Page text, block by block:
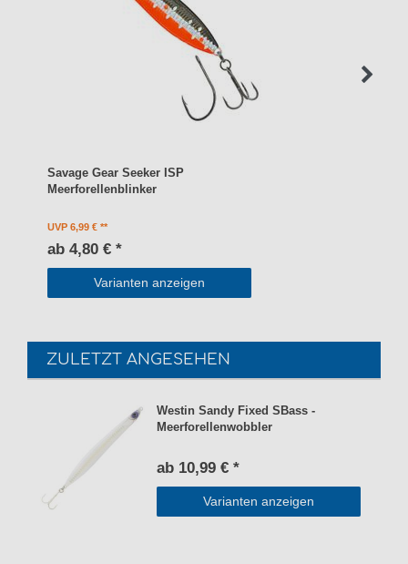
Savage Gear Seeker ISP
Meerforellenblinker
UVP 6,99 €
ab 4,80 € *
Varianten anzeigen
ZULETZT ANGESEHEN
Westin Sandy Fixed SBass -
Meerforellenwobbler
ab 10,99 € *
Varianten anzeigen